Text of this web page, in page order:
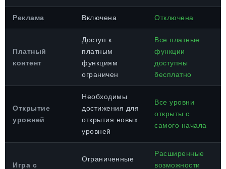
Реклама Включена Отключена
Платный
контент
Доступ к
платным
функциям
ограничен
Все платные
функции
доступны
бесплатно
Открытие
уровней
Необходимы
достижения для
открытия новых
уровней
Все уровни
открыты с
самого начала
Игра с
Ограниченные
Расширенные
возможности